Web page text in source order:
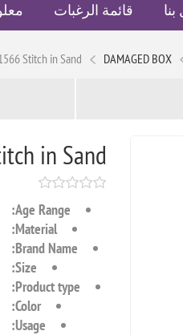
قائمة الرغبات
DAMAGED BOX
Stitch in Sand
in Sand
Age Range:
Material:
Brand Name:
Size:
Product type:
Color:
Usage: